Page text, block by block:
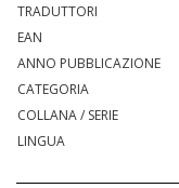
TRADUTTORI
EAN
ANNO PUBBLICAZIONE
CATEGORIA
COLLANA / SERIE
LINGUA